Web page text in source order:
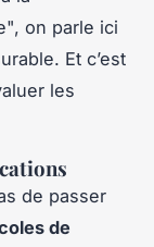
on parle ici
Et c’est
les
de passer
de